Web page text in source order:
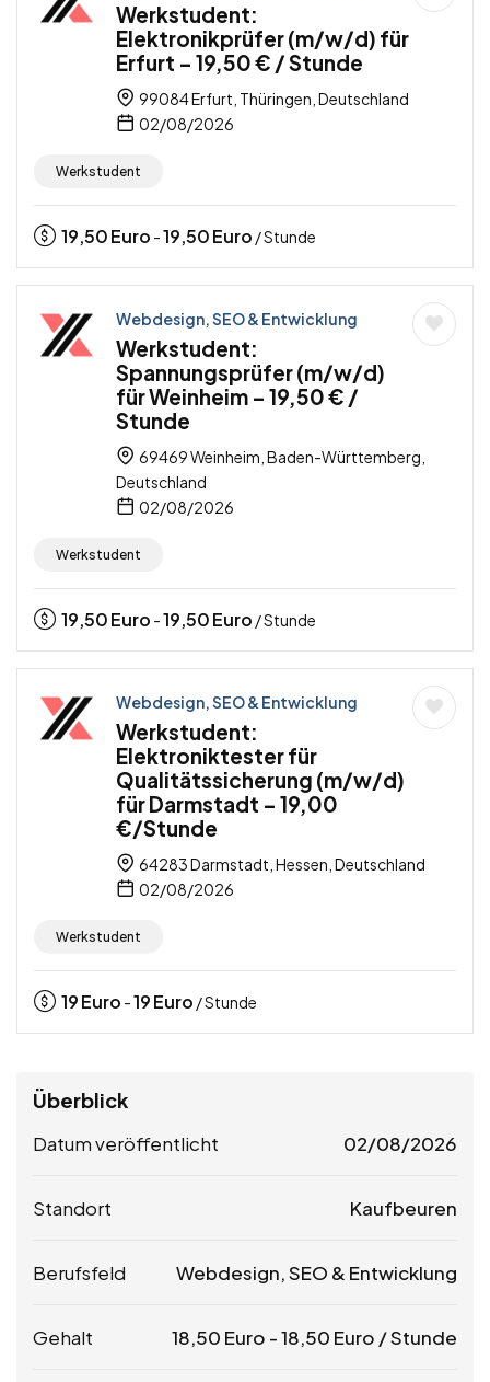
Werkstudent:
Elektronikprüfer (m/w/d) für
Erfurt – 19,50 € / Stunde
99084 Erfurt, Thüringen, Deutschland
02/08/2026
Werkstudent
19,50Euro -19,50Euro / Stunde
Webdesign, SEO & Entwicklung
Werkstudent:
Spannungsprüfer (m/w/d)
für Weinheim – 19,50 € /
Stunde
69469 Weinheim, Baden-Württemberg,
Deutschland
02/08/2026
Werkstudent
19,50Euro -19,50Euro / Stunde
Webdesign, SEO & Entwicklung
Werkstudent:
Elektroniktester für
Qualitätssicherung (m/w/d)
für Darmstadt – 19,00
€/Stunde
64283 Darmstadt, Hessen, Deutschland
02/08/2026
Werkstudent
19Euro -19Euro / Stunde
Überblick
Datum veröffentlicht 02/08/2026
Standort Kaufbeuren
Berufsfeld Webdesign, SEO & Entwicklung
Gehalt 18,50 Euro -18,50 Euro / Stunde